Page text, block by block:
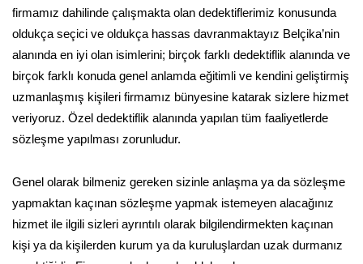
firmamız dahilinde çalışmakta olan dedektiflerimiz konusunda
oldukça seçici ve oldukça hassas davranmaktayız Belçika’nin
alanında en iyi olan isimlerini; birçok farklı dedektiflik alanında ve
birçok farklı konuda genel anlamda eğitimli ve kendini geliştirmiş
uzmanlaşmış kişileri firmamız bünyesine katarak sizlere hizmet
veriyoruz. Özel dedektiflik alanında yapılan tüm faaliyetlerde
sözleşme yapılması zorunludur.
Genel olarak bilmeniz gereken sizinle anlaşma ya da sözleşme
yapmaktan kaçınan sözleşme yapmak istemeyen alacağınız
hizmet ile ilgili sizleri ayrıntılı olarak bilgilendirmekten kaçınan
kişi ya da kişilerden kurum ya da kuruluşlardan uzak durmanız